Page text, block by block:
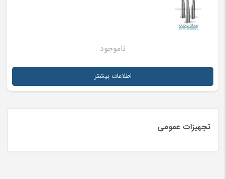
ناموجود
اطلاعات بیشتر
تجهیزات عمومی